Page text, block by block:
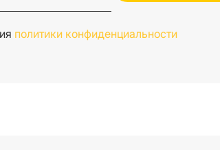
политики конфиденциальности